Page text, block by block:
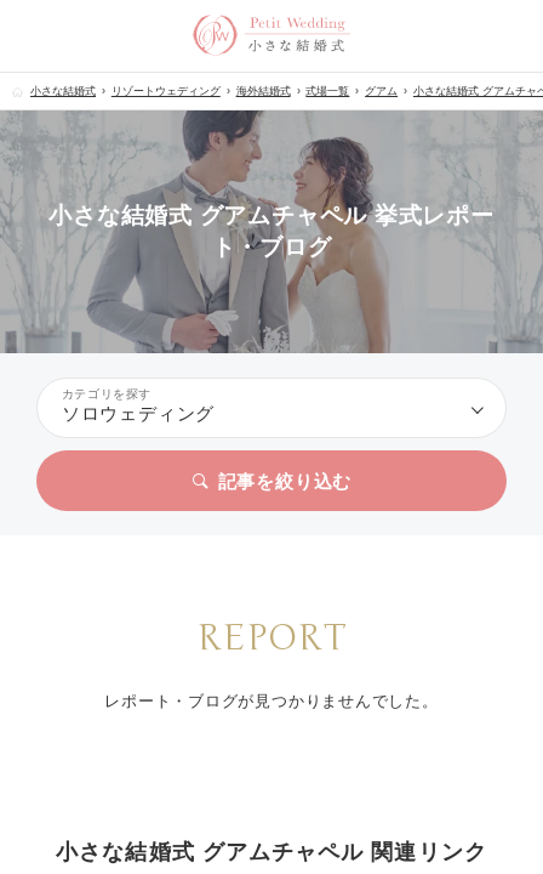
小さな結婚式 リゾートウェディング 海外結婚式 式場一覧 グアム 小さな結婚式 グアムチャ
小さな結婚式 グアムチャペル 挙式レポー
ト・ブログ
カテゴリを探す
ソロウェディング
記事を絞り込む
REPORT
レポート・ブログが見つかりませんでした。
小さな結婚式 グアムチャペル 関連リンク